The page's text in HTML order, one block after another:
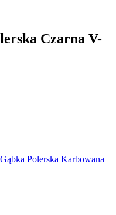
Czarna V-
Polerska Karbowana